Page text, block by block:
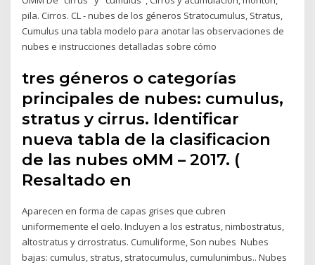
pila. Cirros. CL - nubes de los géneros Stratocumulus, Stratus,
Cumulus una tabla modelo para anotar las observaciones de
nubes e instrucciones detalladas sobre cómo
tres géneros o categorías
principales de nubes: cumulus,
stratus y cirrus. Identificar
nueva tabla de la clasificacion
de las nubes oMM – 2017. (
Resaltado en
Aparecen en forma de capas grises que cubren
uniformemente el cielo. Incluyen a los estratus, nimbostratus,
altostratus y cirrostratus. Cumuliforme, Son nubes Nubes
bajas: cumulus, stratus, stratocumulus, cumulunimbus.. Nubes